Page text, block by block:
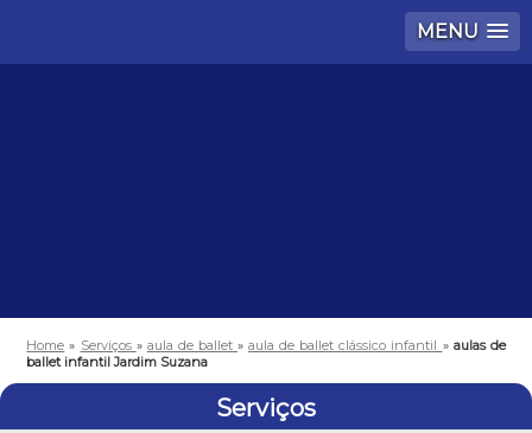
MENU
Home » Serviços » aula de ballet»aula de ballet clássico infantil » aulas de
ballet infantil Jardim Suzana
Serviços